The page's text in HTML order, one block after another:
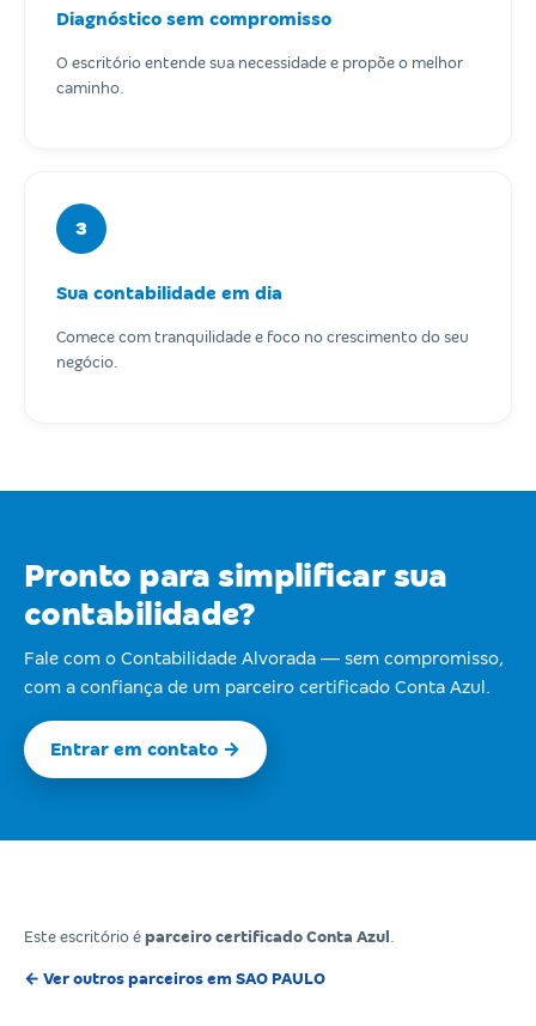
Diagnóstico sem compromisso
O escritório entende sua necessidade e propõe o melhor
caminho.
3
Sua contabilidade em dia
Comece com tranquilidade e foco no crescimento do seu
negócio.
Pronto para simplificar sua
contabilidade?
Fale com o Contabilidade Alvorada — sem compromisso,
com a confiança de um parceiro certificado Conta Azul.
Entrar em contato →
Este escritório é parceiro certificado Conta Azul
← Ver outros parceiros em SAO PAULO